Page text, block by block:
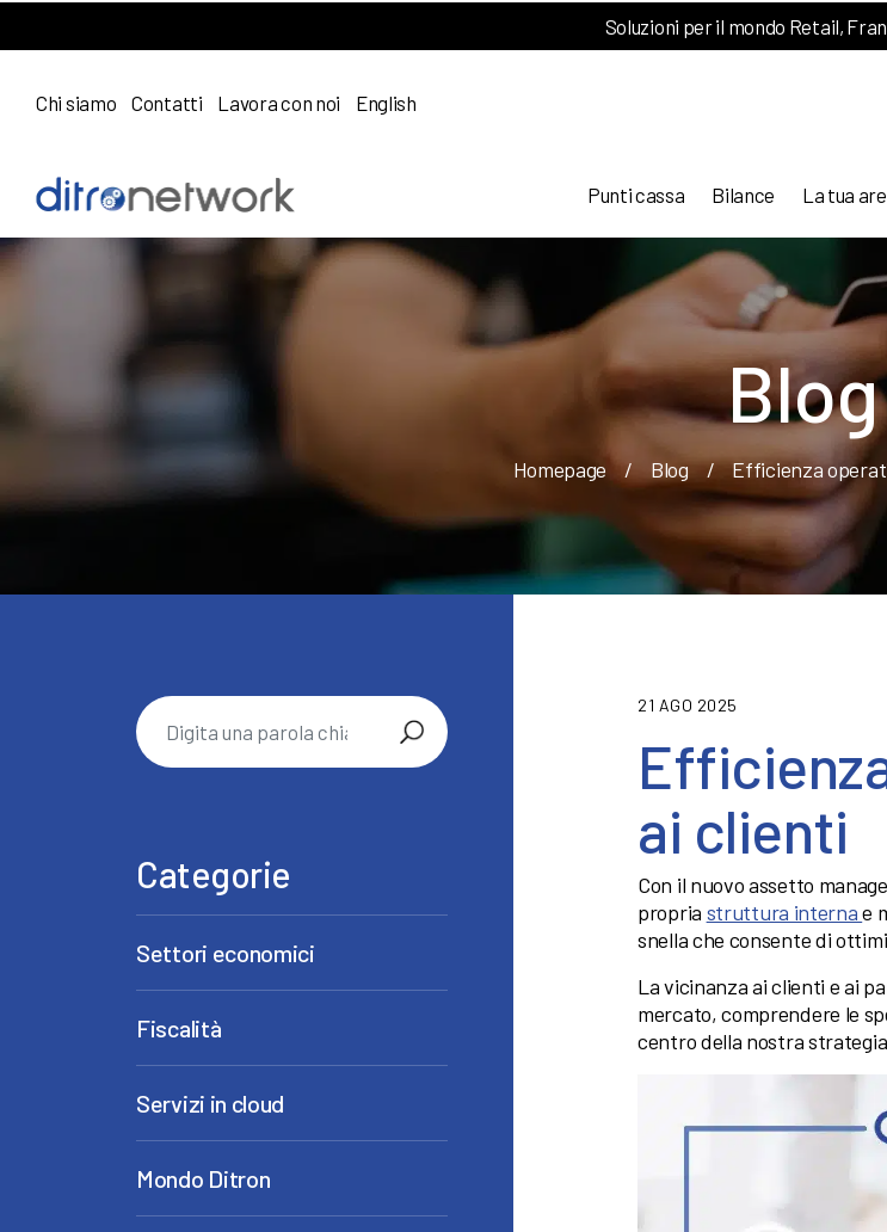
Soluzioni per il mondo Retail,
Chi siamo Contatti Lavora con noi English
Punti cassa Bilance La tua
Blog
Homepage / Blog / Efficienza
21 AGO 2025
ai clienti
Con il nuovo assetto
propria struttura internae
snella che consente di
La vicinanza ai clienti e ai
mercato, comprendere le
centro della nostra
Categorie
Settori economici
Fiscalità
Servizi in cloud
Mondo Ditron